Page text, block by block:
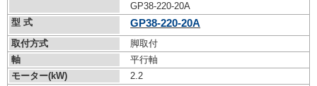
GP38-220-20A
型 式
GP38-220-20A
取付方式
脚取付
軸
平行軸
モーター(kW)
2.2